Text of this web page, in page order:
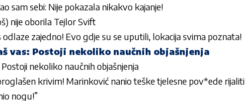
sam sebi: Nije pokazala nikakvo kajanje!
nije oborila Tejlor Svift
odlaze zajedno! Evo gdje su se uputili, lokacija svima poznata!
vas: Postoji nekoliko naučnih objašnjenja
nekoliko naučnih objašnjenja
krivim! Marinković nanio teške tjelesne pov*ede rijaliti
nogu!”